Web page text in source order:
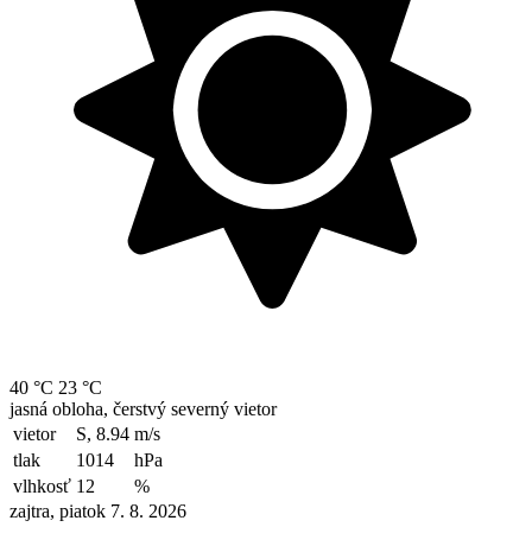
40 °C 23 °C
jasná obloha, čerstvý severný vietor
vietor
S, 8.94 m/s
tlak
1014
hPa
vlhkosť 12
%
zajtra, piatok 7. 8. 2026